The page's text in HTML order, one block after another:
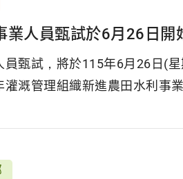
業人員甄試於6月26日開
甄試，將於115年6月26日(
灌溉管理組織新進農田水利